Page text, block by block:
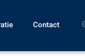
Contact